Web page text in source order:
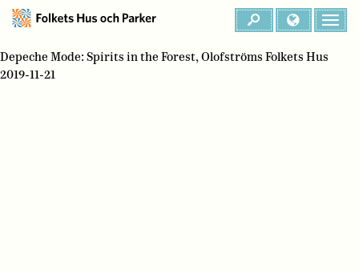
Depeche Mode: Spirits in the Forest, Olofströms Folkets Hus
2019-11-21